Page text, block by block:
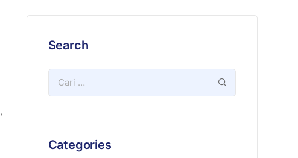
,
Search
Categories